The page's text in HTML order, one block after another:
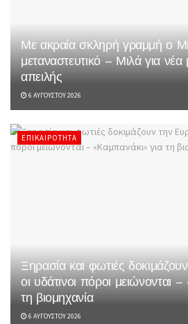
Με ακραία σκληρή γραμμή ο
μεταναστευτικό – Μιλά για
απειλής
6 ΑΥΓΟΎΣΤΟΥ 2026
ΕΠΙΚΑΙΡΌΤΗΤΑ
Ξηρασία και φωτιές
οι υδάτινοι πόροι μειώνονται
τη βιομηχανία
6 ΑΥΓΟΎΣΤΟΥ 2026